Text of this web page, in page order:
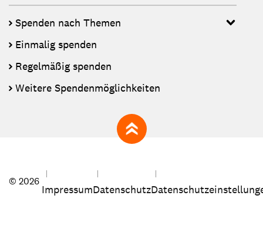
Spenden nach Themen
Einmalig spenden
Regelmäßig spenden
Weitere Spendenmöglichkeiten
zum Seitenanfang
© 2026
ImpressumDatenschutz